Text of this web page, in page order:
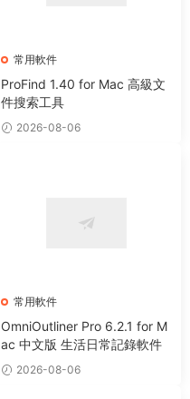
常用軟件
ProFind 1.40 for Mac 高級文
件搜索工具
2026-08-06
常用軟件
OmniOutliner Pro 6.2.1 for M
ac 中文版 生活日常記錄軟件
2026-08-06